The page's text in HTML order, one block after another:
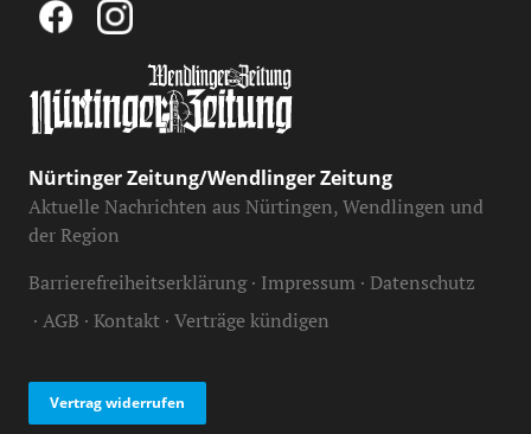
Nürtinger Zeitung/Wendlinger Zeitung
Aktuelle Nachrichten aus Nürtingen, Wendlingen und
der Region
Barrierefreiheitserklärung Impressum Datenschutz
AGB Kontakt Verträge kündigen
Vertrag widerrufen